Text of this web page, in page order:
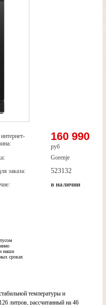
160 990
руб
Gorenje
заказа:
523132
в наличии
наши
сроках
температуры и
литров, рассчитанный на 46